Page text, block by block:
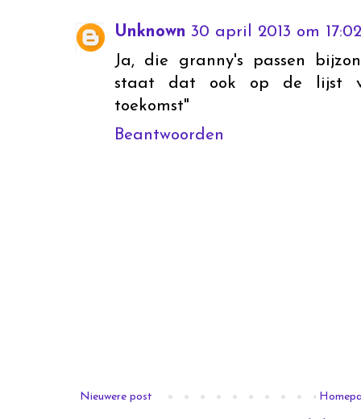
Unknown 30 april 2013 om 17:02
Ja, die granny's passen
staat dat ook op de lijst
toekomst"
Beantwoorden
Nieuwere post